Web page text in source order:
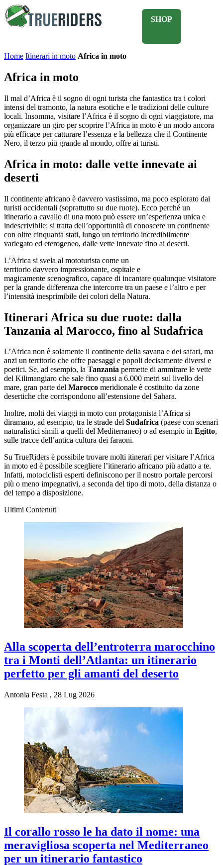
SHOP
Home Itinerari in moto Africa in moto
Africa in moto
Il mal d’Africa è il sogno di ogni turista che fantastica tra i colori
intensi del tramonto, la natura esotiche e le tradizioni delle culture
locali. Insomma, visitare l’Africa è il sogno di ogni viaggiatore, ma
organizzare un giro per scoprire l’Africa in moto è un modo ancora
più efficace per catturare l’essenza e la bellezza che il Continente
Nero, il terzo più grande al mondo, offre ai turisti.
Africa in moto: dalle vette innevate ai
deserti
Il continente africano è davvero vastissimo, ma poco esplorato dai
turisti occidentali (soprattutto su due ruote). Ecco perché un
itinerario a cavallo di una moto può essere un’esperienza unica e
indescrivibile; si tratta dell’opportunità di conoscere un continente
con oltre cinquanta stati, lungo un territorio incredibilmente
variegato ed eterogeneo, dalle vette innevate fino ai deserti.
L’Africa si svela al mototurista come un
territorio davvero impressionante, ospitale e
magicamente scenografico, capace di incantare qualunque visitatore
per la grande differenza che intercorre tra un paese e l’altro e per
l’intensità inesprimibile dei colori della Natura.
Itinerari Africa su due ruote: dalla
Tanzania al Marocco, fino al Sudafrica
L’Africa non è solamente il continente della savana e dei safari, ma
anzi un territorio che offre paesaggi e popoli decisamente diversi e
poetici. Se, ad esempio, la Tanzania permette di ammirare le vette
del Kilimangiaro che sale fino quasi a 6.000 metri sul livello del
mare, gran parte del Marocco meridionale è costituito da zone
desertiche che corrispondono all’estensione del Sahara.
Inoltre, molti dei viaggi in moto con protagonista l’Africa si
diramano, ad esempio, tra le strade del Sudafrica (paese con scenari
naturalistici simili a quelli del Mediterraneo) o ad esempio in Egitto,
sulle tracce dell’antica cultura dei faraoni.
Su TrueRiders è possibile trovare molti itinerari per visitare l’Africa
in moto ed è possibile scegliere l’itinerario africano più adatto a te.
Infatti, motociclisti esperti definiscono per il nostro portale percorsi
più o meno impegnativi, a seconda del tipo di moto, della distanza o
del tempo a disposizione.
Ultimi Contenuti
Alla scoperta dell’entroterra marocchino
tra i Monti dell’Atlanta: un itinerario
perfetto per gli amanti del deserto
Antonia Festa , 28 Lug 2026
Il corallo rosso le ha dato il nome: una
meravigliosa scoperta nel Mediterraneo
per un itinerario fantastico